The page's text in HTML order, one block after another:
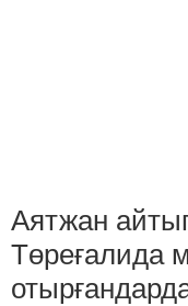
Аятжан
Төреғалида